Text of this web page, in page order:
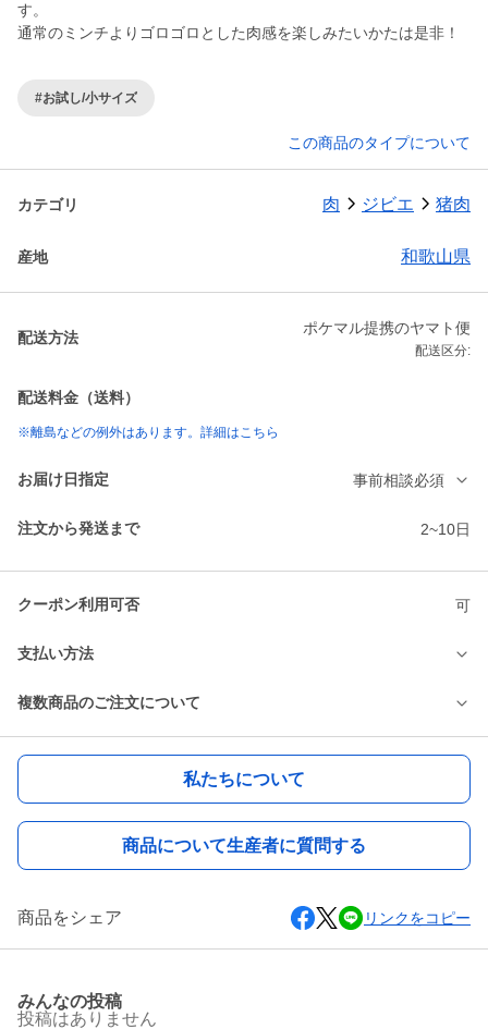
す。
通常のミンチよりゴロゴロとした肉感を楽しみたいかたは是非！
#お試し/小サイズ
この商品のタイプについて
カテゴリ 肉 ジビエ 猪肉
産地 和歌山県
配送方法
ポケマル提携のヤマト便
配送区分:
配送料金（送料）
※離島などの例外はあります。詳細はこちら
お届け日指定 事前相談必須
注文から発送まで 2~10日
クーポン利用可否 可
支払い方法
複数商品のご注文について
私たちについて
商品について生産者に質問する
商品をシェア リンクをコピー
みんなの投稿
投稿はありません